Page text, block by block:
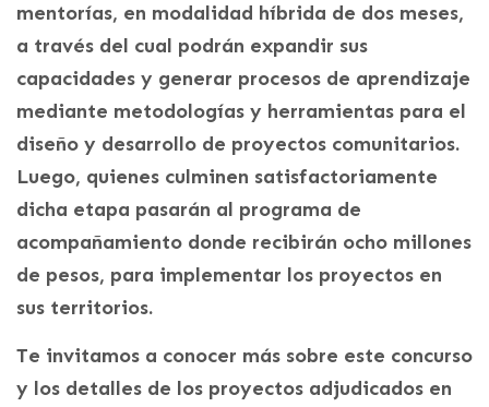
mentorías, en modalidad híbrida de dos meses,
a través del cual podrán expandir sus
capacidades y generar procesos de aprendizaje
mediante metodologías y herramientas para el
diseño y desarrollo de proyectos comunitarios.
Luego, quienes culminen satisfactoriamente
dicha etapa pasarán al programa de
acompañamiento donde recibirán ocho millones
de pesos, para implementar los proyectos en
sus territorios.
Te invitamos a conocer más sobre este concurso
y los detalles de los proyectos adjudicados en